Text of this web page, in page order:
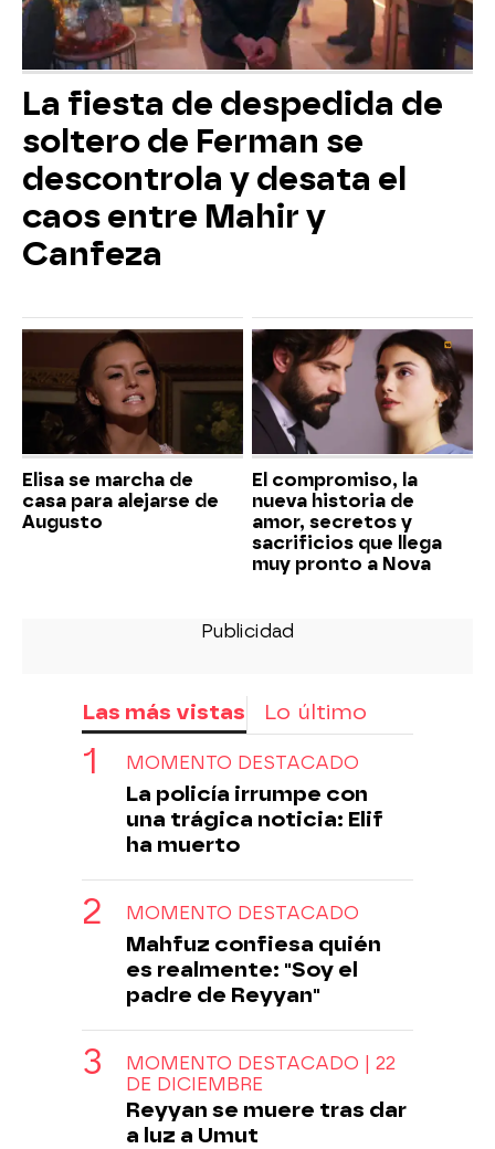
La fiesta de despedida de
soltero de Ferman se
descontrola y desata el
caos entre Mahir y
Canfeza
Elisa se marcha de
casa para alejarse de
Augusto
El compromiso, la
nueva historia de
amor, secretos y
sacrificios que llega
muy pronto a Nova
Las más vistas Lo último
MOMENTO DESTACADO
La policía irrumpe con
una trágica noticia: Elif
ha muerto
MOMENTO DESTACADO
Mahfuz confiesa quién
es realmente: "Soy el
padre de Reyyan"
MOMENTO DESTACADO | 22
DE DICIEMBRE
Reyyan se muere tras dar
a luz a Umut